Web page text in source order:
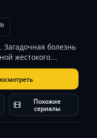
болезнь
жестокого
и
Похожие
сериалы